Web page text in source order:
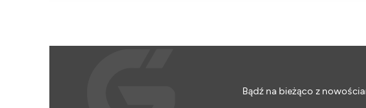
Bądź na bieżąco z